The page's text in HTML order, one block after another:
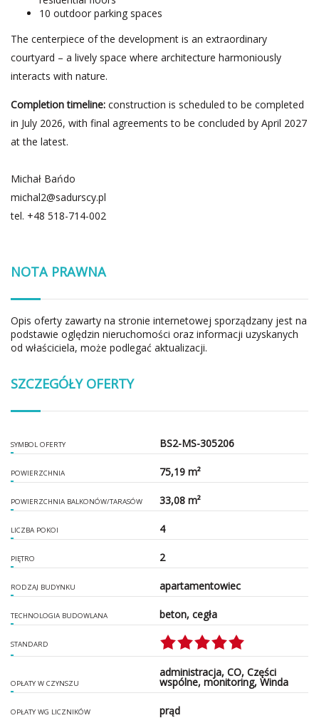
10 outdoor parking spaces
The centerpiece of the development is an extraordinary
courtyard – a lively space where architecture harmoniously
interacts with nature.
Completion timeline: construction is scheduled to be completed
in July 2026, with final agreements to be concluded by April 2027
at the latest.
Michał Bańdo
michal2@sadurscy.pl
tel. +48 518-714-002
NOTA PRAWNA
Opis oferty zawarty na stronie internetowej sporządzany jest na
podstawie oględzin nieruchomości oraz informacji uzyskanych
od właściciela, może podlegać aktualizacji.
SZCZEGÓŁY OFERTY
SYMBOL OFERTY BS2-MS-305206
POWIERZCHNIA 75,19 m²
POWIERZCHNIA BALKONÓW/TARASÓW 33,08 m²
LICZBA POKOI 4
PIĘTRO 2
RODZAJ BUDYNKU apartamentowiec
TECHNOLOGIA BUDOWLANA beton, cegła
STANDARD
OPŁATY W CZYNSZU
administracja, CO, Części
wspólne, monitoring, Winda
OPŁATY WG LICZNIKÓW prąd